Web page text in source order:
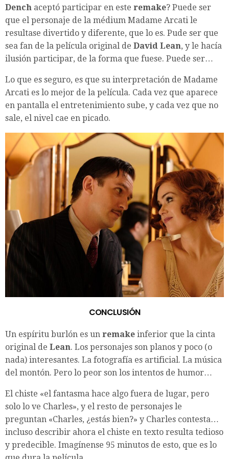
Dench aceptó participar en este remake? Puede ser
que el personaje de la médium Madame Arcati le
resultase divertido y diferente, que lo es. Pude ser que
sea fan de la película original de David Lean, y le hacía
ilusión participar, de la forma que fuese. Puede ser…
Lo que es seguro, es que su interpretación de Madame
Arcati es lo mejor de la película. Cada vez que aparece
en pantalla el entretenimiento sube, y cada vez que no
sale, el nivel cae en picado.
CONCLUSIÓN
Un espíritu burlón es un remake inferior que la cinta
original de Lean. Los personajes son planos y poco (o
nada) interesantes. La fotografía es artificial. La música
del montón. Pero lo peor son los intentos de humor…
El chiste «el fantasma hace algo fuera de lugar, pero
solo lo ve Charles», y el resto de personajes le
preguntan «Charles, ¿estás bien?» y Charles contesta…
incluso describir ahora el chiste en texto resulta tedioso
y predecible. Imagínense 95 minutos de esto, que es lo